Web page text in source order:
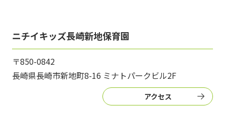
ニチイキッズ長崎新地保育園
〒850-0842
長崎県長崎市新地町8-16 ミナトパークビル2F
アクセス